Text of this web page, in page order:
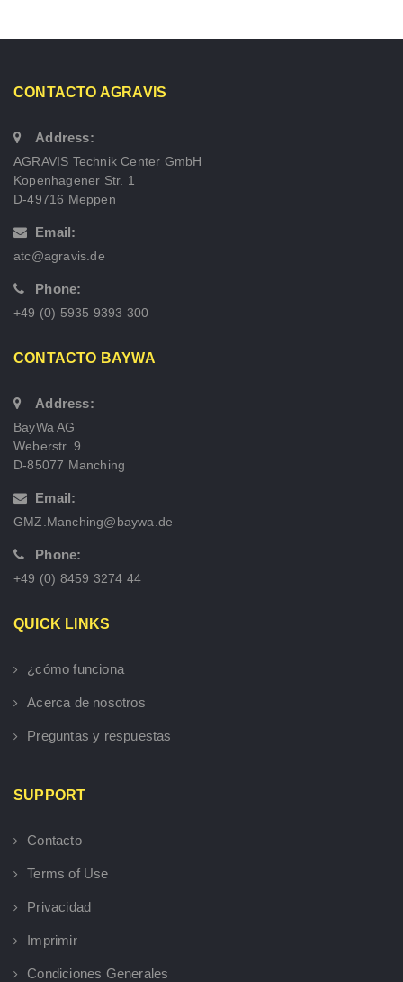
CONTACTO AGRAVIS
Address:
AGRAVIS Technik Center GmbH
Kopenhagener Str. 1
D-49716 Meppen
Email:
atc@agravis.de
Phone:
+49 (0) 5935 9393 300
CONTACTO BAYWA
Address:
BayWa AG
Weberstr. 9
D-85077 Manching
Email:
GMZ.Manching@baywa.de
Phone:
+49 (0) 8459 3274 44
QUICK LINKS
¿cómo funciona
Acerca de nosotros
Preguntas y respuestas
SUPPORT
Contacto
Terms of Use
Privacidad
Imprimir
Condiciones Generales